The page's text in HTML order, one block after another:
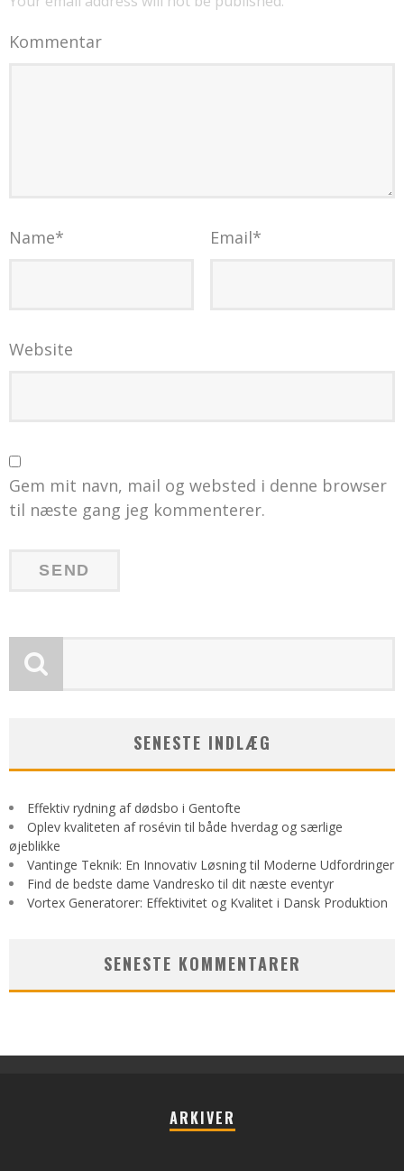
Kommentar
Name* Email*
Website
Gem mit navn, mail og websted i denne browser
til næste gang jeg kommenterer.
SENESTE INDLÆG
Effektiv rydning af dødsbo i Gentofte
Oplev kvaliteten af rosévin til både hverdag og særlige
øjeblikke
Vantinge Teknik: En Innovativ Løsning til Moderne Udfordringer
Find de bedste dame Vandresko til dit næste eventyr
Vortex Generatorer: Effektivitet og Kvalitet i Dansk Produktion
SENESTE KOMMENTARER
ARKIVER